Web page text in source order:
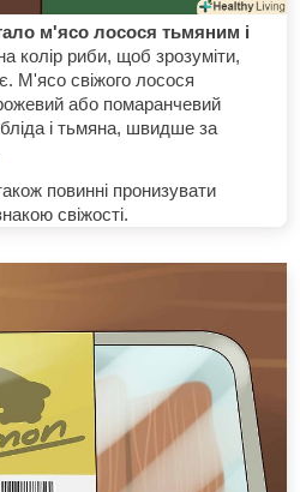
м'ясо лосося тьмяним і
колір риби, щоб зрозуміти,
М'ясо свіжого лосося
або помаранчевий
і тьмяна, швидше за
повинні пронизувати
свіжості.